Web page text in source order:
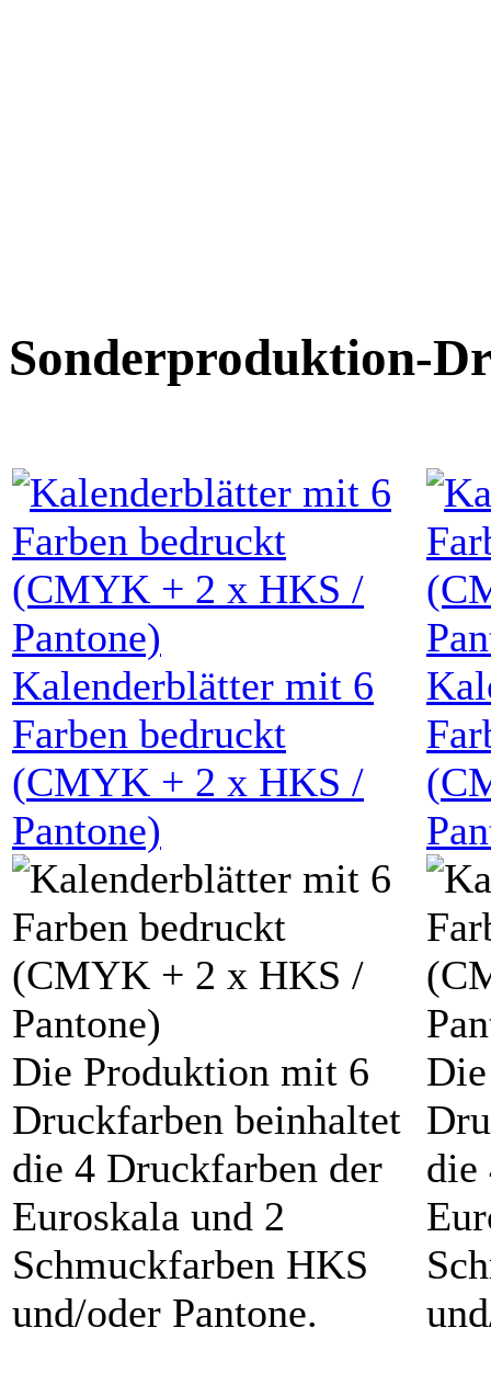
Sonderproduktion-
Kalenderblätter mit 6
Farben bedruckt
(CMYK + 2 x HKS /
Pantone)
Die Produktion mit 6
Druckfarben beinhaltet
die 4 Druckfarben der
Euroskala und 2
Schmuckfarben HKS
und/oder Pantone.
(
die